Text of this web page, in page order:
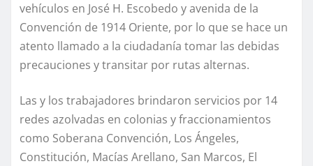
vehículos en José H. Escobedo y avenida de la
Convención de 1914 Oriente, por lo que se hace un
atento llamado a la ciudadanía tomar las debidas
precauciones y transitar por rutas alternas.
Las y los trabajadores brindaron servicios por 14
redes azolvadas en colonias y fraccionamientos
como Soberana Convención, Los Ángeles,
Constitución, Macías Arellano, San Marcos, El